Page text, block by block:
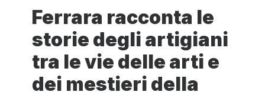
Ferrara racconta le
storie degli artigiani
tra le vie delle arti e
dei mestieri della